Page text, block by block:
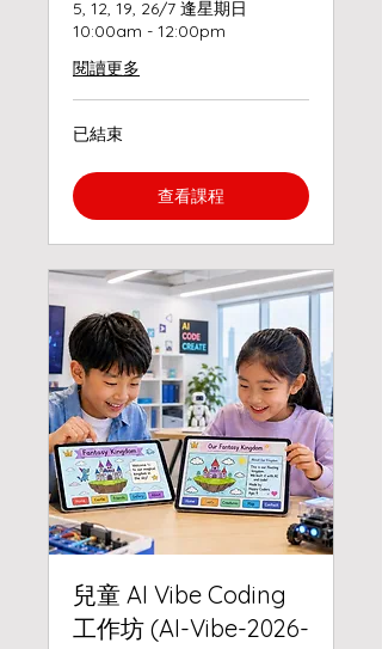
5, 12, 19, 26/7 逢星期日
10:00am - 12:00pm
閱讀更多
已結束
查看課程
兒童 AI Vibe Coding
工作坊 (AI-Vibe-2026-